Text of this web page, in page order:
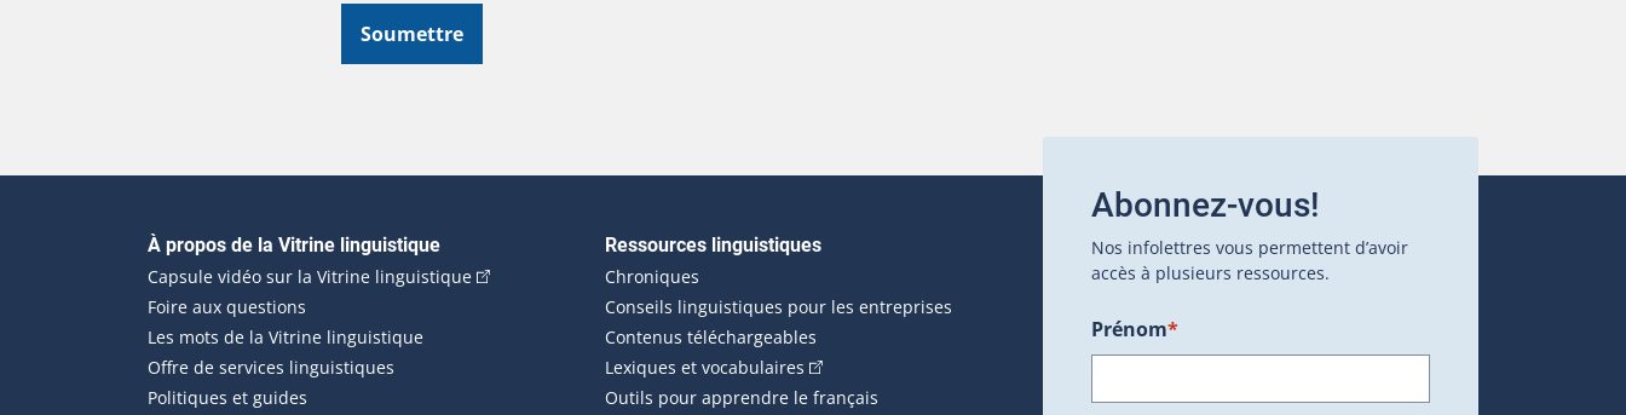
Soumettre
Navigation principale
À propos de la Vitrine linguistique
Capsule vidéo sur la Vitrine linguistique(Cet hyperlien externe s'ouvrira dans une nouvelle fenêtre.)
Foire aux questions
Les mots de la Vitrine linguistique
Offre de services linguistiques
Politiques et guides
Ressources linguistiques
Chroniques
Conseils linguistiques pour les entreprises
Contenus téléchargeables
Lexiques et vocabulaires (Cet hyperlien externe s'ouvrira dans une nouvelle fenêtre.)
Outils pour apprendre le français
Abonnez-vous!
Nos infolettres vous permettent d’avoir
accès à plusieurs ressources.
Prénom*